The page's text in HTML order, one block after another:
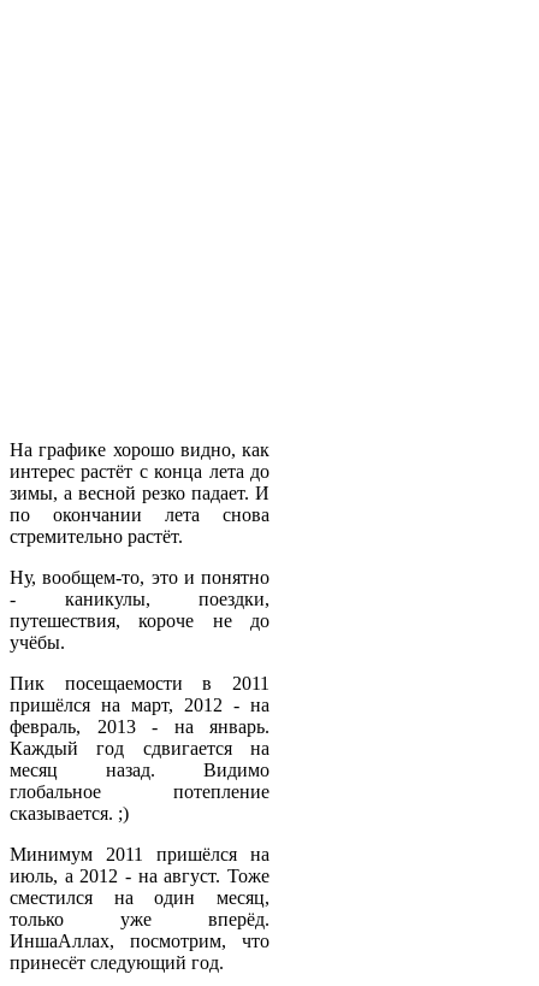
На графике хорошо видно, как
интерес растёт с конца лета до
зимы, а весной резко падает. И
по окончании лета снова
стремительно растёт.
Ну, вообщем-то, это и понятно
- каникулы, поездки,
путешествия, короче не до
учёбы.
Пик посещаемости в 2011
пришёлся на март, 2012 - на
февраль, 2013 - на январь.
Каждый год сдвигается на
месяц назад. Видимо
глобальное потепление
сказывается. ;)
Минимум 2011 пришёлся на
июль, а 2012 - на август. Тоже
сместился на один месяц,
только уже вперёд.
ИншаАллах, посмотрим, что
принесёт следующий год.